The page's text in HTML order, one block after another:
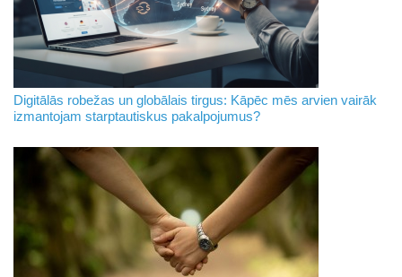
Digitālās robežas un globālais tirgus: Kāpēc mēs arvien vairāk
izmantojam starptautiskus pakalpojumus?